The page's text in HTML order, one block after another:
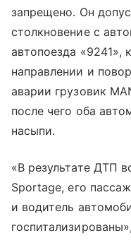
запрещено. Он
столкновение с
автопоезда «9241»,
направлении и
аварии грузовик
после чего оба
насыпи.
«В результате ДТП
Sportage, его
и водитель